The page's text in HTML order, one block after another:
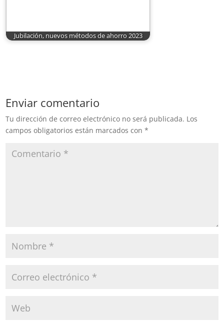
Jubilación, nuevos métodos de ahorro 2023
Enviar comentario
Tu dirección de correo electrónico no será publicada. Los
campos obligatorios están marcados con*